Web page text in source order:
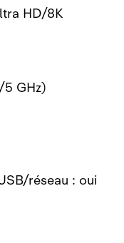
HD/8K
GHz)
réseau : oui